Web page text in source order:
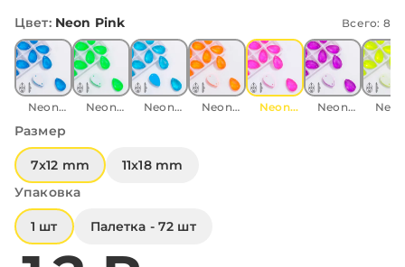
Цвет: Neon Pink Всего: 8
Neon
Neon
Neon
Neon
Neon
Neon
Neon
Размер
7x12 mm
11x18 mm
Упаковка
1 шт Палетка - 72 шт